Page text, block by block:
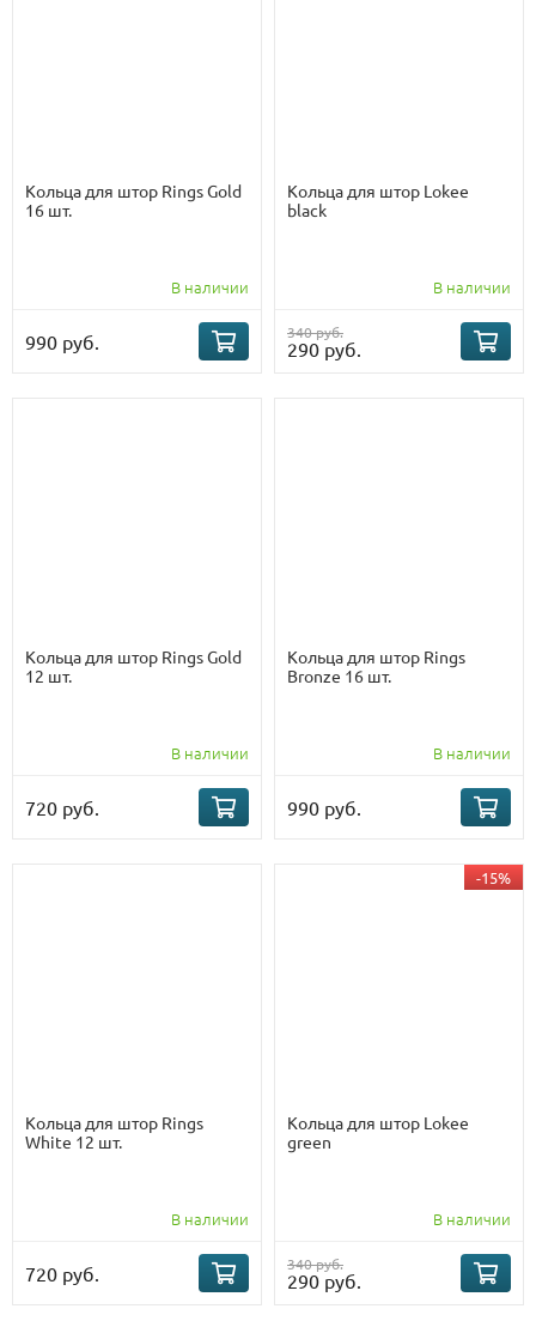
Кольца для штор Rings Gold
16 шт.
В наличии
990 руб.
Кольца для штор Lokee
black
В наличии
340 руб.
290 руб.
Кольца для штор Rings Gold
12 шт.
В наличии
720 руб.
Кольца для штор Rings
Bronze 16 шт.
В наличии
990 руб.
Кольца для штор Rings
White 12 шт.
В наличии
720 руб.
-15%
Кольца для штор Lokee
green
В наличии
340 руб.
290 руб.